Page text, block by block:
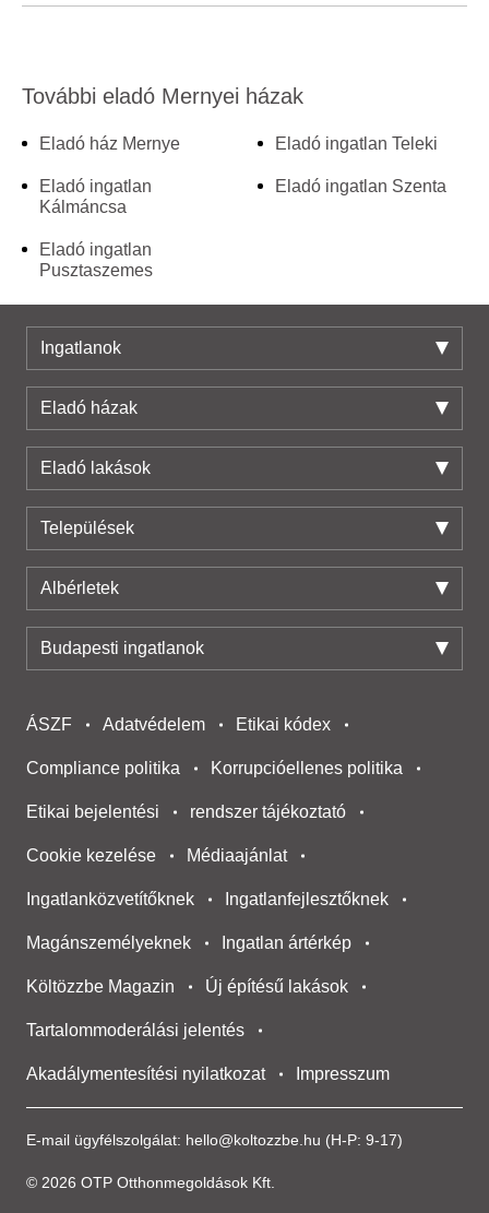
További eladó Mernyei házak
Eladó ház Mernye
Eladó ingatlan
Kálmáncsa
Eladó ingatlan
Pusztaszemes
Eladó ingatlan Teleki
Eladó ingatlan Szenta
Ingatlanok
Eladó házak
Eladó lakások
Települések
Albérletek
Budapesti ingatlanok
E-mail ügyfélszolgálat: hello@koltozzbe.hu (H-P: 9-17)
© 2026 OTP Otthonmegoldások Kft.
ÁSZF Adatvédelem Etikai kódex
Compliance politika Korrupcióellenes politika
Etikai bejelentési rendszer tájékoztató
Cookie kezelése Médiaajánlat
Ingatlanközvetítőknek Ingatlanfejlesztőknek
Magánszemélyeknek Ingatlan ártérkép
Költözzbe Magazin Új építésű lakások
Tartalommoderálási jelentés
Akadálymentesítési nyilatkozat Impresszum